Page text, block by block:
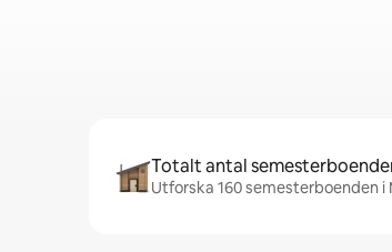
Totalt antal
Utforska 160 semesterboenden i